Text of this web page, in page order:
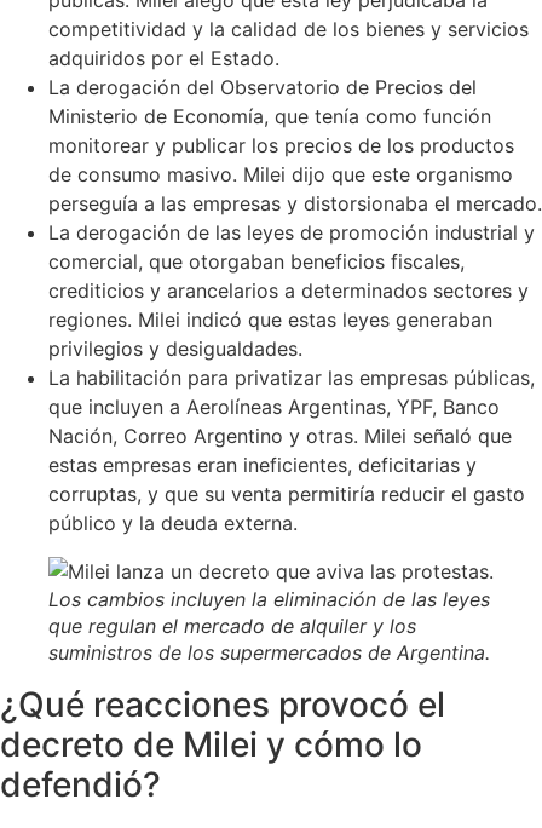
competitividad y la calidad de los bienes y servicios
adquiridos por el Estado.
La derogación del Observatorio de Precios del
Ministerio de Economía, que tenía como función
monitorear y publicar los precios de los productos
de consumo masivo. Milei dijo que este organismo
perseguía a las empresas y distorsionaba el mercado.
La derogación de las leyes de promoción industrial y
comercial, que otorgaban beneficios fiscales,
crediticios y arancelarios a determinados sectores y
regiones. Milei indicó que estas leyes generaban
privilegios y desigualdades.
La habilitación para privatizar las empresas públicas,
que incluyen a Aerolíneas Argentinas, YPF, Banco
Nación, Correo Argentino y otras. Milei señaló que
estas empresas eran ineficientes, deficitarias y
corruptas, y que su venta permitiría reducir el gasto
público y la deuda externa.
Los cambios incluyen la eliminación de las leyes
que regulan el mercado de alquiler y los
suministros de los supermercados de Argentina.
¿Qué reacciones provocó el
decreto de Milei y cómo lo
defendió?